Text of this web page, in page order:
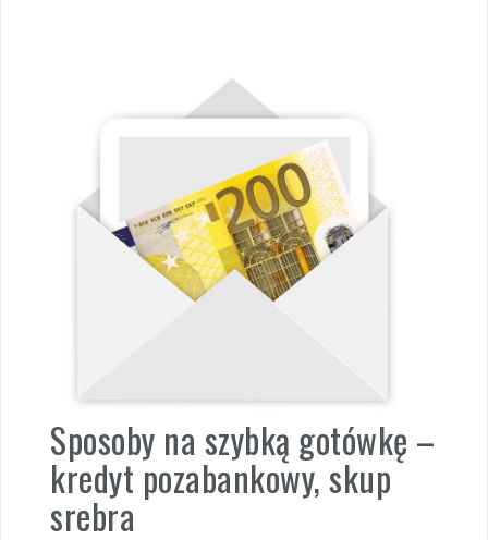
Sposoby na szybką gotówkę –
kredyt pozabankowy, skup
srebra